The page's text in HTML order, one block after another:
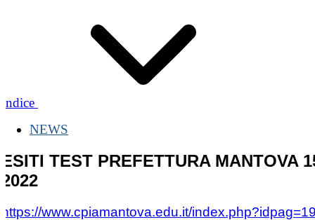
Indice
NEWS
ESITI TEST PREFETTURA MANTOVA
2022
https://www.cpiamantova.edu.it/